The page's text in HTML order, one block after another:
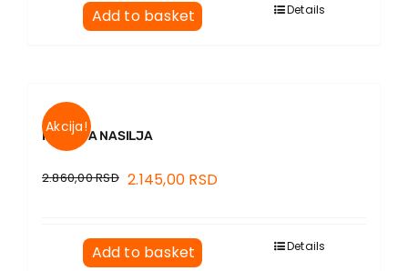
Add to basket Details
Akcija!
ISTORIJA NASILJA
2.860,00RSD 2.145,00 RSD
Add to basket Details